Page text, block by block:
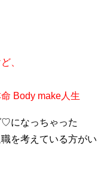
、
Body make人生
♡になっちゃった
を考えている方がい